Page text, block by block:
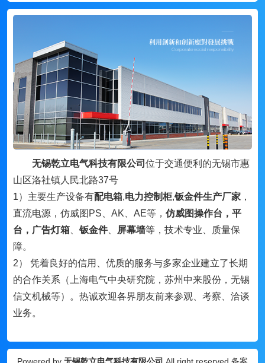
无锡乾立电气科技有限公司 位于交通便利的无锡市惠
山区洛社镇人民北路37号
1）主要生产设备有配电箱,电力控制柜,钣金件生产厂家 ，
直流电源，仿威图PS、AK、AE等， 仿威图操作台 ，平
台， 广告灯箱 钣金件、 屏幕墙等，技术专业、质量保
障。
2） 凭着良好的信用、优质的服务与多家企业建立了长期
的合作关系（上海电气中央研究院，苏州中来股份，无锡
信文机械等）。热诚欢迎各界朋友前来参观、考察、洽谈
业务。